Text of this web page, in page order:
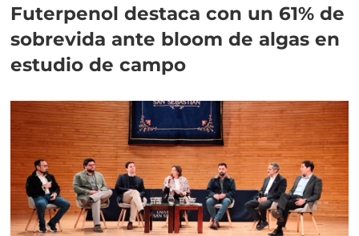
Futerpenol destaca con un 61% de
sobrevida ante bloom de algas en
estudio de campo